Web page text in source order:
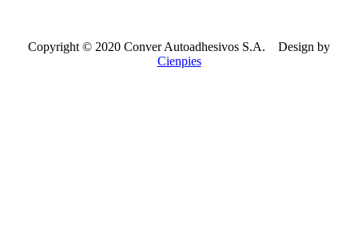
Copyright © 2020 Conver Autoadhesivos S.A. Design by
Cienpies